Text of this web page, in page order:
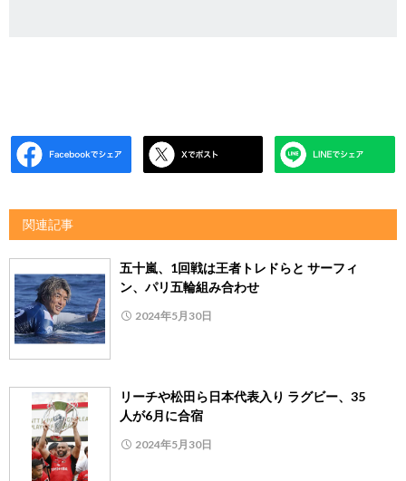
関連記事
五十嵐、1回戦は王者トレドらと サーフィ
ン、パリ五輪組み合わせ
2024年5月30日
リーチや松田ら日本代表入り ラグビー、35
人が6月に合宿
2024年5月30日